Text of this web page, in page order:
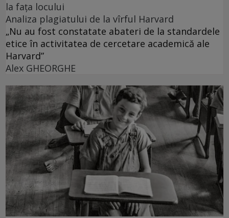
la fața locului
Analiza plagiatului de la vîrful Harvard
„Nu au fost constatate abateri de la standardele
etice în activitatea de cercetare academică ale
Harvard”
Alex GHEORGHE